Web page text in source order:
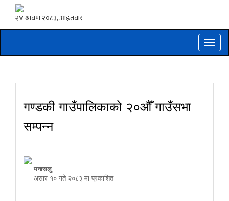
Toggle
गण्डकी गाउँपालिकाको २०औँ गाउँसभा
सम्पन्न
-
मनासलु
असार १० गते २०८३ मा प्रकाशित